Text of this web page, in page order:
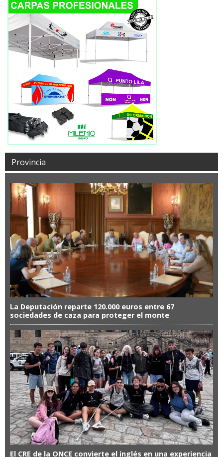
Provincia
La Deputación reparte 120.000 euros entre 67
sociedades de caza para proteger el monte
El CRE de la ONCE convierte el inglés en una experiencia